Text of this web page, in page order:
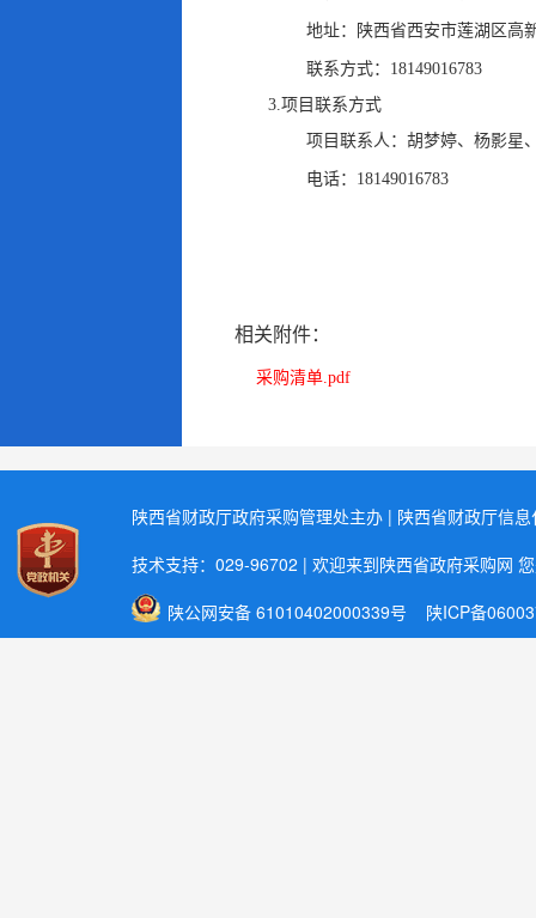
地址： 陕西省西安市莲湖区高
联系方式： 18149016783
3.项目联系方式
项目联系人： 胡梦婷、杨影星
电话： 18149016783
相关附件：
采购清单.pdf
陕西省财政厅政府采购管理处主办 | 陕西省财政厅信
技术支持：029-96702 | 欢迎来到陕西省政府采购网
陕公网安备 61010402000339号 陕ICP备